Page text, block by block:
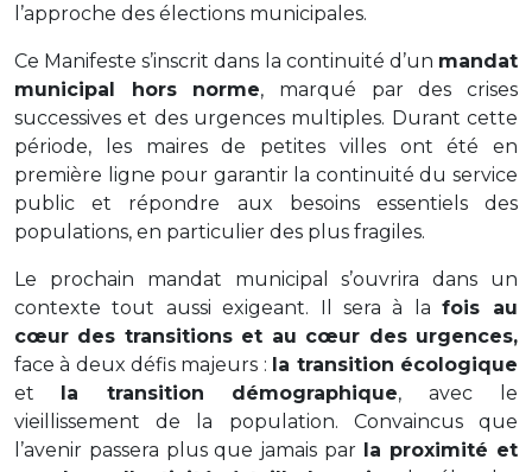
l’approche des élections municipales.
Ce Manifeste s’inscrit dans la continuité d’un mandat
municipal hors norme, marqué par des crises
successives et des urgences multiples. Durant cette
période, les maires de petites villes ont été en
première ligne pour garantir la continuité du service
public et répondre aux besoins essentiels des
populations, en particulier des plus fragiles.
Le prochain mandat municipal s’ouvrira dans un
contexte tout aussi exigeant. Il sera à la fois au
cœur des transitions et au cœur des urgences,
face à deux défis majeurs : la transition écologique
et la transition démographique, avec le
vieillissement de la population. Convaincus que
l’avenir passera plus que jamais par la proximité et